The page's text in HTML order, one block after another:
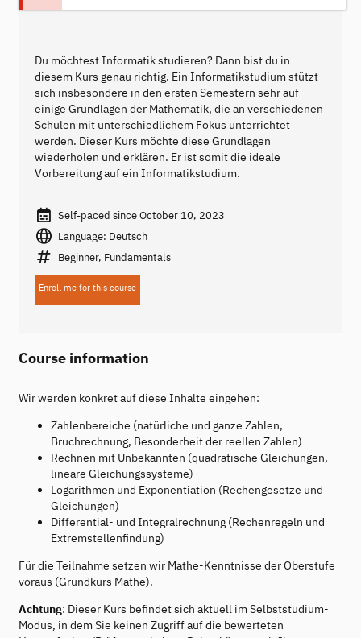
Du möchtest Informatik studieren? Dann bist du in
diesem Kurs genau richtig. Ein Informatikstudium stützt
sich insbesondere in den ersten Semestern sehr auf
einige Grundlagen der Mathematik, die an verschiedenen
Schulen mit unterschiedlichem Fokus unterrichtet
werden. Dieser Kurs möchte diese Grundlagen
wiederholen und erklären. Er ist somit die ideale
Vorbereitung auf ein Informatikstudium.
Self-paced since October 10, 2023
Language: Deutsch
Beginner, Fundamentals
Enroll me for this course
Course information
Wir werden konkret auf diese Inhalte eingehen:
Zahlenbereiche (natürliche und ganze Zahlen,
Bruchrechnung, Besonderheit der reellen Zahlen)
Rechnen mit Unbekannten (quadratische Gleichungen,
lineare Gleichungssysteme)
Logarithmen und Exponentiation (Rechengesetze und
Gleichungen)
Differential- und Integralrechnung (Rechenregeln und
Extremstellenfindung)
Für die Teilnahme setzen wir Mathe-Kenntnisse der Oberstufe
voraus (Grundkurs Mathe).
Achtung: Dieser Kurs befindet sich aktuell im Selbststudium-
Modus, in dem Sie keinen Zugriff auf die bewerteten